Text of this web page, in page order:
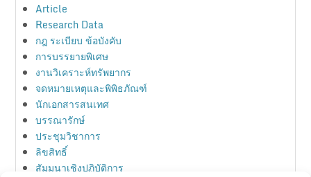
Article
Research Data
กฎ ระเบียบ ข้อบังคับ
การบรรยายพิเศษ
งานวิเคราะห์ทรัพยากร
จดหมายเหตุและพิพิธภัณฑ์
นักเอกสารสนเทศ
บรรณารักษ์
ประชุมวิชาการ
ลิขสิทธิ์
สัมมนาเชิงปฏิบัติการ